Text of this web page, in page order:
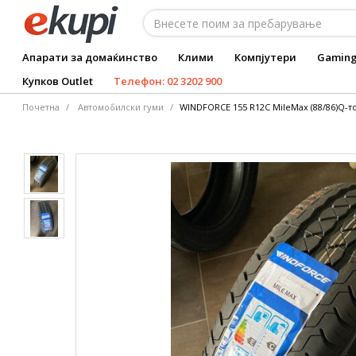
Апарати за домаќинство Клими Компјутери
Купков Outlet
Телефон: 02 3202 900
Почетна Автомобилски гуми WINDFORCE 155 R12C MileMax (88/86)Q-